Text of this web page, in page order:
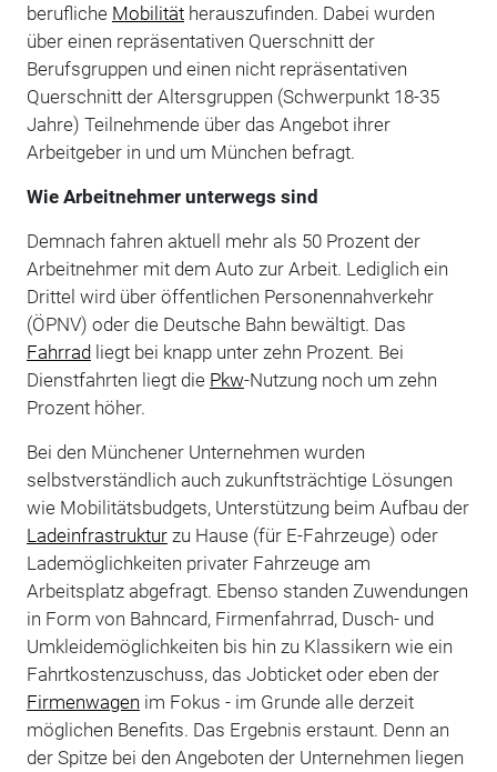
berufliche Mobilitätherauszufinden. Dabei wurden
über einen repräsentativen Querschnitt der
Berufsgruppen und einen nicht repräsentativen
Querschnitt der Altersgruppen (Schwerpunkt 18-35
Jahre) Teilnehmende über das Angebot ihrer
Arbeitgeber in und um München befragt.
Wie Arbeitnehmer unterwegs sind
Demnach fahren aktuell mehr als 50 Prozent der
Arbeitnehmer mit dem Auto zur Arbeit. Lediglich ein
Drittel wird über öffentlichen Personennahverkehr
(ÖPNV) oder die Deutsche Bahn bewältigt. Das
Fahrradliegt bei knapp unter zehn Prozent. Bei
Dienstfahrten liegt die Pkw-Nutzung noch um zehn
Prozent höher.
Bei den Münchener Unternehmen wurden
selbstverständlich auch zukunftsträchtige Lösungen
wie Mobilitätsbudgets, Unterstützung beim Aufbau der
Ladeinfrastrukturzu Hause (für E-Fahrzeuge) oder
Lademöglichkeiten privater Fahrzeuge am
Arbeitsplatz abgefragt. Ebenso standen Zuwendungen
in Form von Bahncard, Firmenfahrrad, Dusch- und
Umkleidemöglichkeiten bis hin zu Klassikern wie ein
Fahrtkostenzuschuss, das Jobticket oder eben der
Firmenwagen im Fokus - im Grunde alle derzeit
möglichen Benefits. Das Ergebnis erstaunt. Denn an
der Spitze bei den Angeboten der Unternehmen liegen